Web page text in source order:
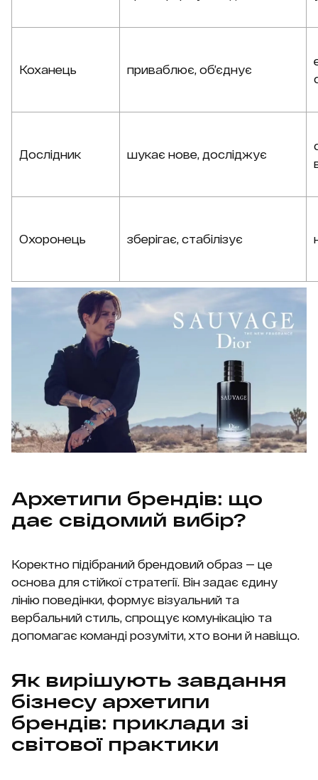
Коханець приваблює, об’єднує
Дослідник шукає нове, досліджує
Охоронець зберігає, стабілізує
Архетипи брендів: що
дає свідомий вибір?
Коректно підібраний брендовий образ — це
основа для стійкої стратегії. Він задає єдину
лінію поведінки, формує візуальний та
вербальний стиль, спрощує комунікацію та
допомагає команді розуміти, хто вони й навіщо.
Як вирішують завдання
бізнесу архетипи
брендів: приклади зі
світової практики